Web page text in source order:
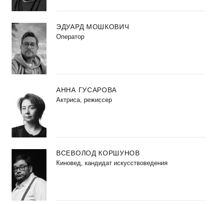
ЭДУАРД МОШКОВИЧ
Оператор
АННА ГУСАРОВА
Актриса, режиссер
ВСЕВОЛОД КОРШУНОВ
Киновед, кандидат искусствоведения